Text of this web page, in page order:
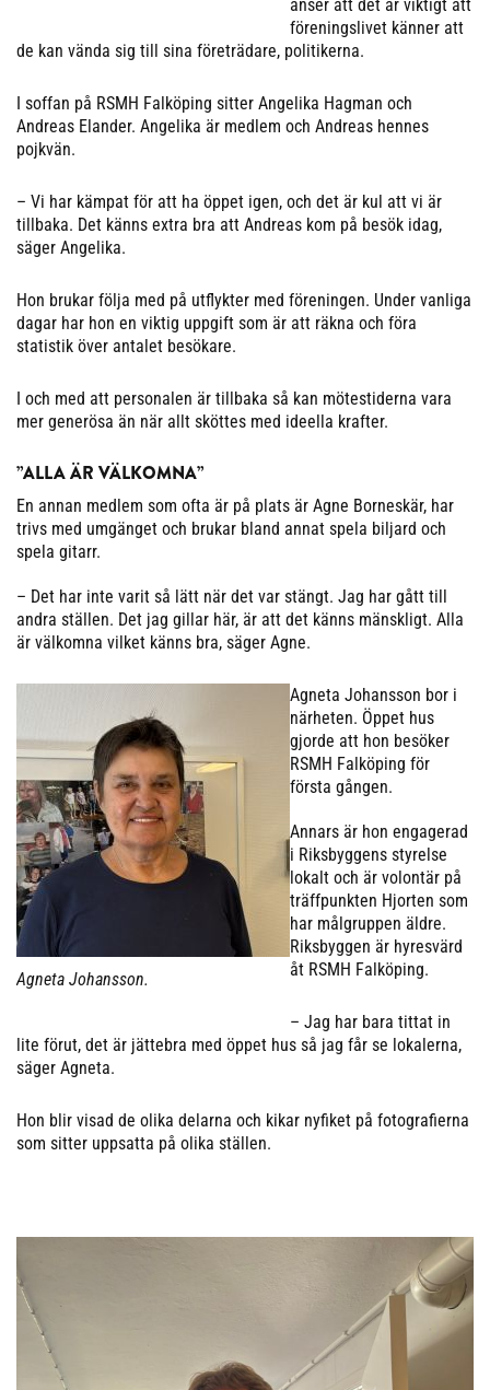
anser att det är viktigt att
föreningslivet känner att
de kan vända sig till sina företrädare, politikerna.
I soffan på RSMH Falköping sitter Angelika Hagman och
Andreas Elander. Angelika är medlem och Andreas hennes
pojkvän.
– Vi har kämpat för att ha öppet igen, och det är kul att vi är
tillbaka. Det känns extra bra att Andreas kom på besök idag,
säger Angelika.
Hon brukar följa med på utflykter med föreningen. Under vanliga
dagar har hon en viktig uppgift som är att räkna och föra
statistik över antalet besökare.
I och med att personalen är tillbaka så kan mötestiderna vara
mer generösa än när allt sköttes med ideella krafter.
”ALLA ÄR VÄLKOMNA”
En annan medlem som ofta är på plats är Agne Borneskär, har
trivs med umgänget och brukar bland annat spela biljard och
spela gitarr.
– Det har inte varit så lätt när det var stängt. Jag har gått till
andra ställen. Det jag gillar här, är att det känns mänskligt. Alla
är välkomna vilket känns bra, säger Agne.
Agneta Johansson.
Agneta Johansson bor i
närheten. Öppet hus
gjorde att hon besöker
RSMH Falköping för
första gången.
Annars är hon engagerad
i Riksbyggens styrelse
lokalt och är volontär på
träffpunkten Hjorten som
har målgruppen äldre.
Riksbyggen är hyresvärd
åt RSMH Falköping.
– Jag har bara tittat in
lite förut, det är jättebra med öppet hus så jag får se lokalerna,
säger Agneta.
Hon blir visad de olika delarna och kikar nyfiket på fotografierna
som sitter uppsatta på olika ställen.